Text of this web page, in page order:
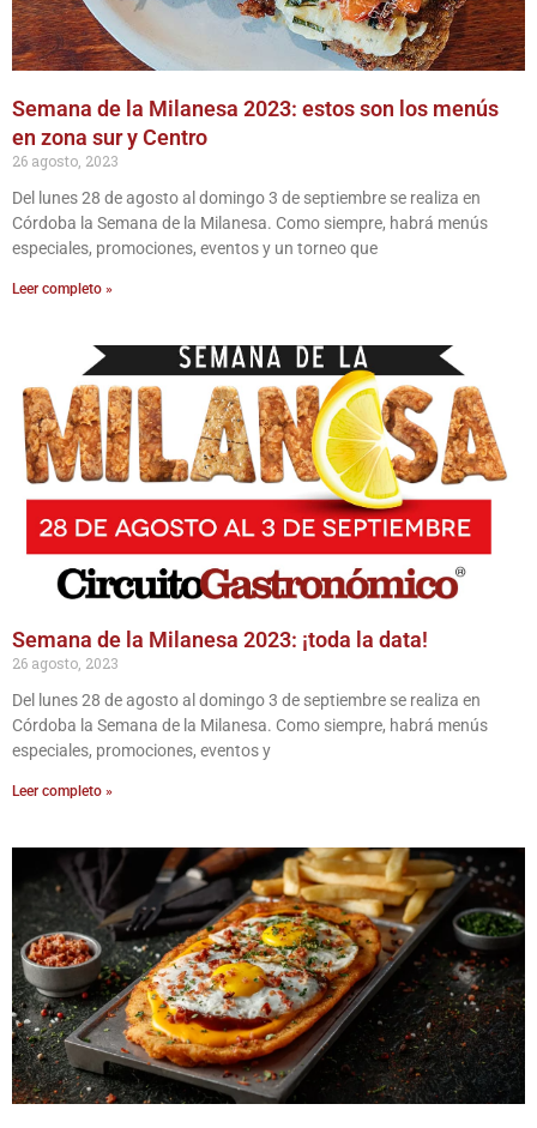
Semana de la Milanesa 2023: estos son los menús
en zona sur y Centro
26 agosto, 2023
Del lunes 28 de agosto al domingo 3 de septiembre se realiza en
Córdoba la Semana de la Milanesa. Como siempre, habrá menús
especiales, promociones, eventos y un torneo que
Leer completo »
Semana de la Milanesa 2023: ¡toda la data!
26 agosto, 2023
Del lunes 28 de agosto al domingo 3 de septiembre se realiza en
Córdoba la Semana de la Milanesa. Como siempre, habrá menús
especiales, promociones, eventos y
Leer completo »